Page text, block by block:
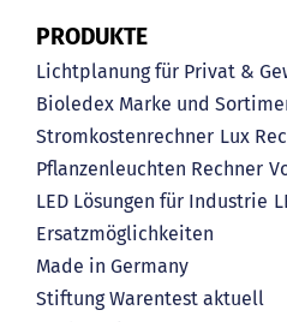
PRODUKTE
Lichtplanung für Privat &
Bioledex Marke und
Stromkostenrechner Lux
Pflanzenleuchten Rechner
LED Lösungen für Industrie
Ersatzmöglichkeiten
Made in Germany
Stiftung Warentest aktuell